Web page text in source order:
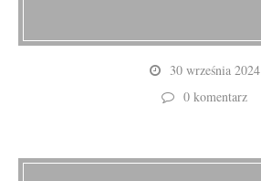
30 września 2024
0 komentarz